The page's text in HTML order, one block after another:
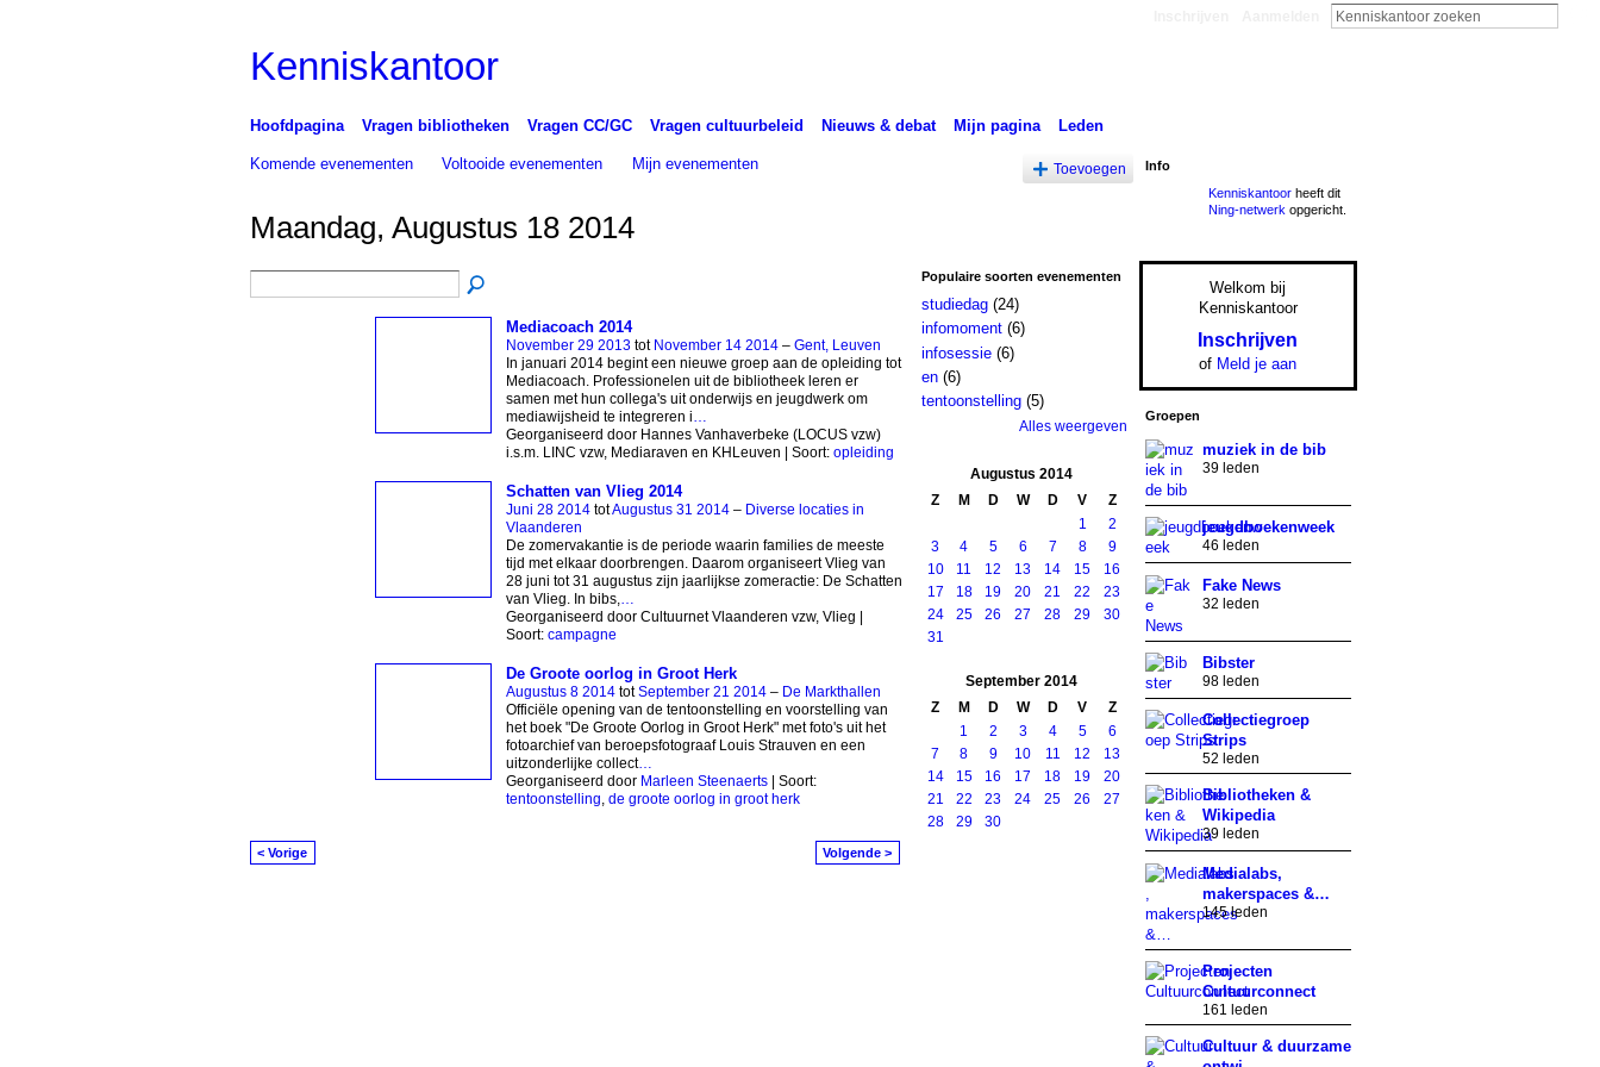
Kenniskantoor
Hoofdpagina Vragen bibliotheken Vragen CC/GC Vragen cultuurbeleid Nieuws & debat Mijn pagina Leden
Komende evenementen Voltooide evenementen Mijn evenementen Toevoegen
Maandag, Augustus 18 2014
Mediacoach 2014
November 29 2013tot November 14 2014– Gent, Leuven
In januari 2014 begint een nieuwe groep aan de opleiding tot
Mediacoach. Professionelen uit de bibliotheek leren er
samen met hun collega's uit onderwijs en jeugdwerk om
mediawijsheid te integreren i…
Georganiseerd door Hannes Vanhaverbeke (LOCUS vzw)
i.s.m. LINC vzw, Mediaraven en KHLeuven | Soort: opleiding
Schatten van Vlieg 2014
Juni 28 2014totAugustus 31 2014– Diverse locaties in
Vlaanderen
De zomervakantie is de periode waarin families de meeste
tijd met elkaar doorbrengen. Daarom organiseert Vlieg van
28 juni tot 31 augustus zijn jaarlijkse zomeractie: De Schatten
van Vlieg. In bibs,…
Georganiseerd door Cultuurnet Vlaanderen vzw, Vlieg |
Soort: campagne
De Groote oorlog in Groot Herk
Augustus 8 2014totSeptember 21 2014– De Markthallen
Officiële opening van de tentoonstelling en voorstelling van
het boek "De Groote Oorlog in Groot Herk" met foto's uit het
fotoarchief van beroepsfotograaf Louis Strauven en een
uitzonderlijke collect…
Georganiseerd door Marleen Steenaerts| Soort:
tentoonstelling de groote oorlog in groot herk
< Vorige Volgende >
Populaire soorten evenementen
studiedag(24)
infomoment(6)
infosessie(6)
en(6)
tentoonstelling(5)
Alles weergeven
Augustus 2014
Z
M D W D V
Z
1
2
3
4 5 6 7 8
9
10
11 12 13 14 15
16
17
18 19 20 21 22
23
24
25 26 27 28 29
30
31
September 2014
Z
M D W D V
Z
1
2 3 4 5
6
7
8 9 10 11 12
13
14
15 16 17 18 19
20
21
22 23 24 25 26
27
28
29 30
Info
Kenniskantoorheeft dit
Ning-netwerk opgericht.
Welkom bij
Kenniskantoor
Inschrijven
of Meld je aan
Groepen
muziek in de bib
39 leden
jeugdboekenweek
46 leden
Fake News
32 leden
Bibster
98 leden
Collectiegroep
Strips
52 leden
Bibliotheken &
Wikipedia
39 leden
Medialabs,
makerspaces &…
145 leden
Projecten
Cultuurconnect
161 leden
Cultuur & duurzame